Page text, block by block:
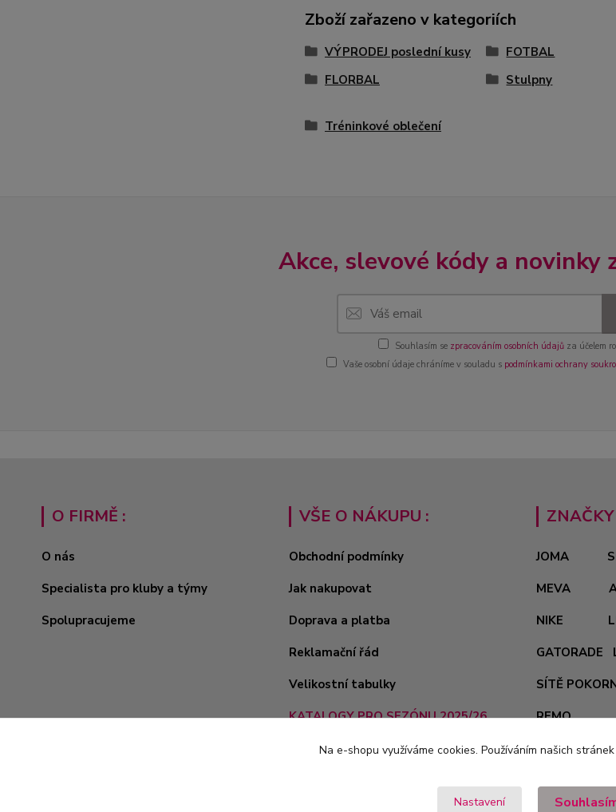
Zboží zařazeno v kategoriích
VÝPRODEJ poslední kusy FOTBAL
FLORBAL
Stulpny
Tréninkové oblečení
Akce, slevové kódy a novinky
Souhlasím se zpracováním osobních údajů za účelem
Vaše osobní údaje chráníme v souladu s podmínkami ochrany
O FIRMĚ :
O nás
Specialista pro kluby a týmy
Spolupracujeme
VŠE O NÁKUPU :
Obchodní podmínky
Jak nakupovat
Doprava a platba
Reklamační řád
Velikostní tabulky
KATALOGY PRO SEZÓNU 2025/26
ZNAČKY
JOMA
MEVA
NIKE
GATORADE
SÍTĚ
REMO
Na e-shopu využíváme cookies. Používáním našich
Nastavení